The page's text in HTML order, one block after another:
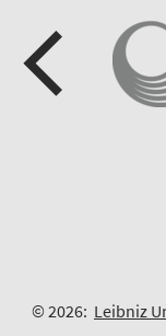
© 2026: Leibniz